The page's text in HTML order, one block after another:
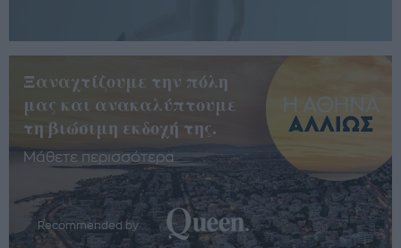
Ξαναχτίζουμε την πόλη
μας και ανακαλύπτουμε
τη βιώσιμη εκδοχή της.
Μάθετε περισσότερα
Recommended by